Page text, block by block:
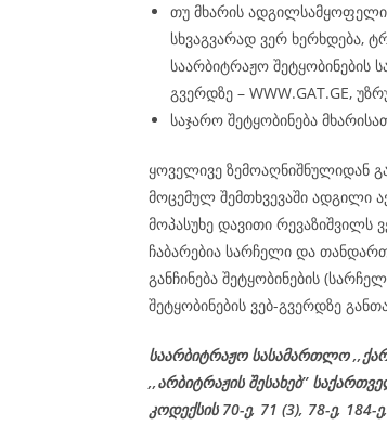
თუ მხარის ადგილსამყოფელი
სხვაგვარად ვერ ხერხდება,
საარბიტრაჟო შეტყობინების
გვერდზე – WWW.GAT.GE,
საჯარო შეტყობინება
ყოველივე ზემოაღნიშნულიდან
მოცემულ შემთხვევაში ადგილი
მოპასუხე დავითი რევაზიშვილს
ჩაბარებია სარჩელი და
განჩინება შეტყობინების
შეტყობინების ვებ-გვერდზე
საარბიტრაჟო სასამართლო
,,არბიტრაჟის შესახებ’’
კოდექსის 70-ე, 71 (3), 78-ე, 184-